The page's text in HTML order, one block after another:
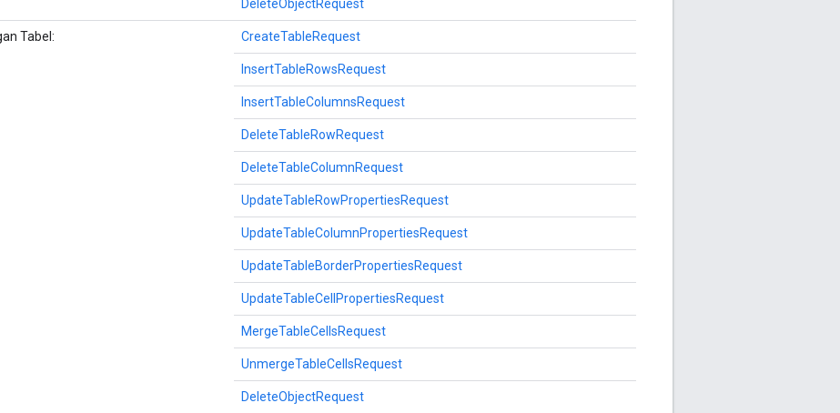
DeleteObjectRequest
Tabel: CreateTableRequest
InsertTableRowsRequest
InsertTableColumnsRequest
DeleteTableRowRequest
DeleteTableColumnRequest
UpdateTableRowPropertiesRequest
UpdateTableColumnPropertiesRequest
UpdateTableBorderPropertiesRequest
UpdateTableCellPropertiesRequest
MergeTableCellsRequest
UnmergeTableCellsRequest
DeleteObjectRequest